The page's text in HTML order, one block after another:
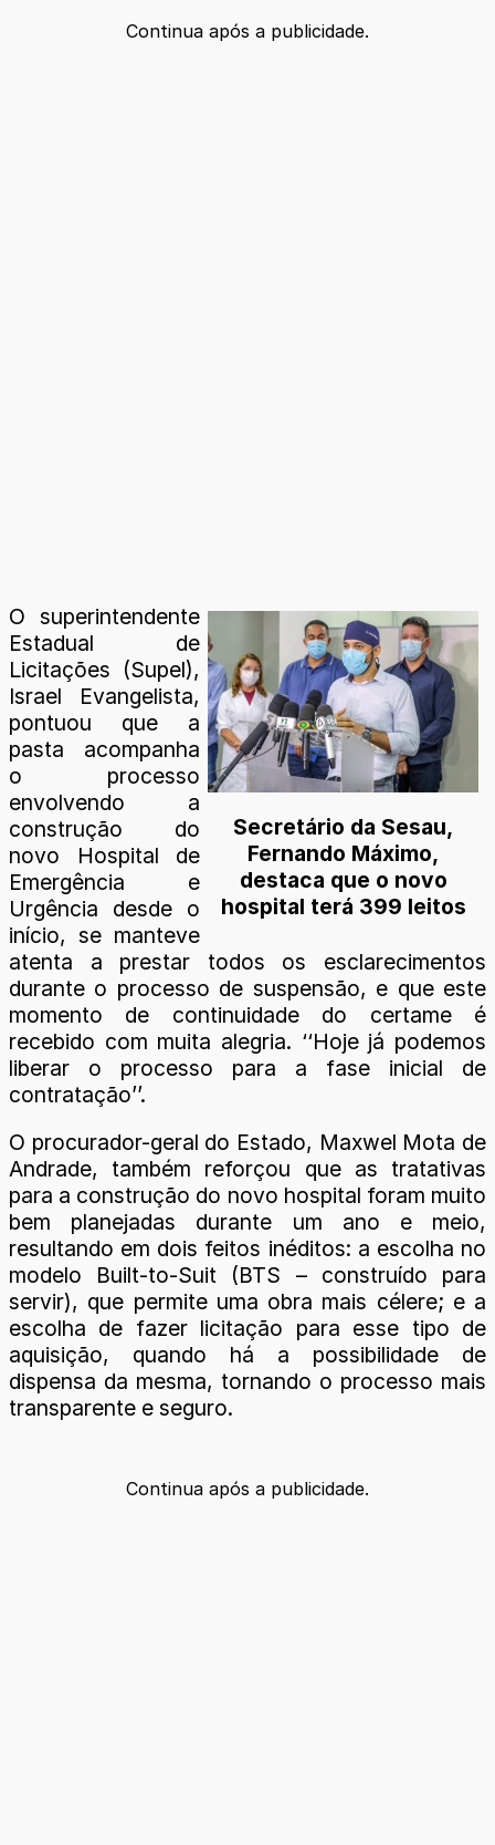
Continua após a publicidade.
Secretário da Sesau,
Fernando Máximo,
destaca que o novo
hospital terá 399 leitos
O superintendente
Estadual de
Licitações (Supel),
Israel Evangelista,
pontuou que a
pasta acompanha
o processo
envolvendo a
construção do
novo Hospital de
Emergência e
Urgência desde o
início, se manteve
atenta a prestar todos os esclarecimentos
durante o processo de suspensão, e que este
momento de continuidade do certame é
recebido com muita alegria. ‘‘Hoje já podemos
liberar o processo para a fase inicial de
contratação’’.
O procurador-geral do Estado, Maxwel Mota de
Andrade, também reforçou que as tratativas
para a construção do novo hospital foram muito
bem planejadas durante um ano e meio,
resultando em dois feitos inéditos: a escolha no
modelo Built-to-Suit (BTS – construído para
servir), que permite uma obra mais célere; e a
escolha de fazer licitação para esse tipo de
aquisição, quando há a possibilidade de
dispensa da mesma, tornando o processo mais
transparente e seguro.
Continua após a publicidade.